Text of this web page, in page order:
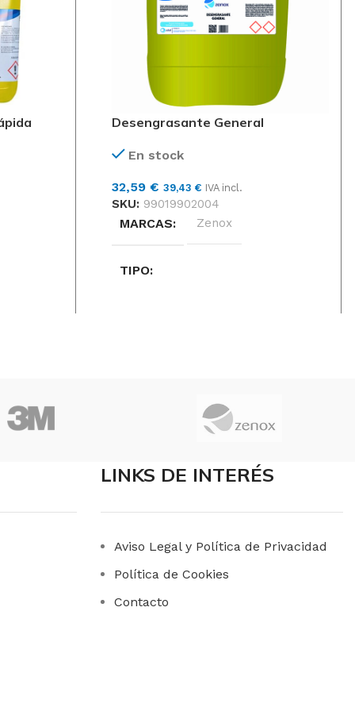
Desengrasante General
En stock
32,59 € 39,43 € IVA incl.
SKU: 99019902004
MARCAS Zenox
TIPO
LINKS DE INTERÉS
Aviso Legal y Política de Privacidad
Política de Cookies
Contacto